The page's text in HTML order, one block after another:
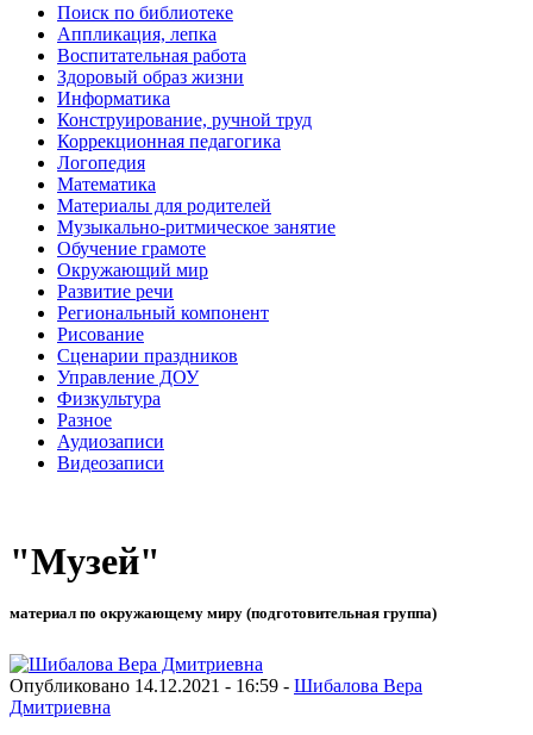
Поиск по библиотеке
Аппликация, лепка
Воспитательная работа
Здоровый образ жизни
Информатика
Конструирование, ручной труд
Коррекционная педагогика
Логопедия
Математика
Материалы для родителей
Музыкально-ритмическое занятие
Обучение грамоте
Окружающий мир
Развитие речи
Региональный компонент
Рисование
Сценарии праздников
Управление ДОУ
Физкультура
Разное
Аудиозаписи
Видеозаписи
"Музей"
материал по окружающему миру (подготовительная группа)
Опубликовано 14.12.2021 - 16:59 - Шибалова Вера
Дмитриевна